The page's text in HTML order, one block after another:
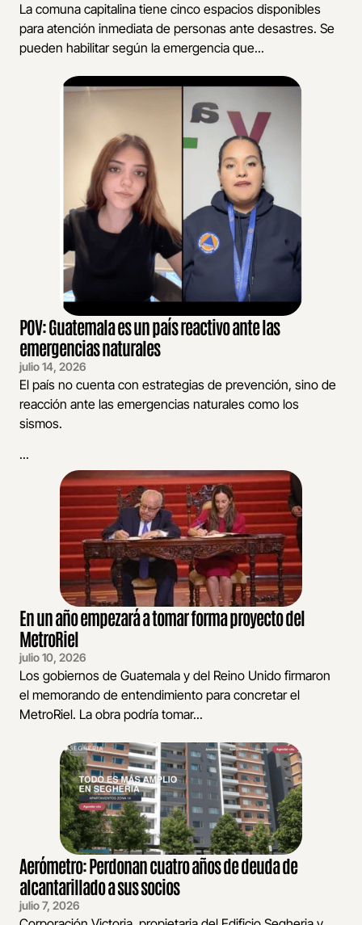
La comuna capitalina tiene cinco espacios disponibles
para atención inmediata de personas ante desastres. Se
pueden habilitar según la emergencia que...
POV: Guatemala es un país reactivo ante las
emergencias naturales
julio 14, 2026
El país no cuenta con estrategias de prevención, sino de
reacción ante las emergencias naturales como los
sismos.
...
En un año empezará a tomar forma proyecto del
MetroRiel
julio 10, 2026
Los gobiernos de Guatemala y del Reino Unido firmaron
el memorando de entendimiento para concretar el
MetroRiel. La obra podría tomar...
Aerómetro: Perdonan cuatro años de deuda de
alcantarillado a sus socios
julio 7, 2026